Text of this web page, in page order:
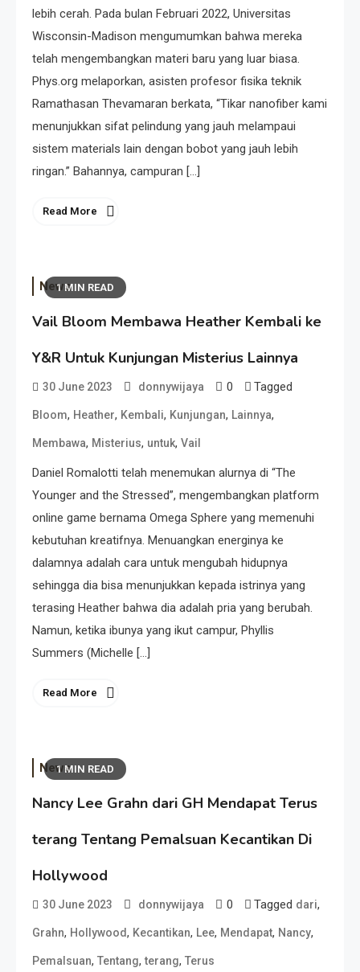
lebih cerah. Pada bulan Februari 2022, Universitas
Wisconsin-Madison mengumumkan bahwa mereka
telah mengembangkan materi baru yang luar biasa.
Phys.org melaporkan, asisten profesor fisika teknik
Ramathasan Thevamaran berkata, “Tikar nanofiber kami
menunjukkan sifat pelindung yang jauh melampaui
sistem materials lain dengan bobot yang jauh lebih
ringan.” Bahannya, campuran […]
Read More
1 MIN READ
News
Vail Bloom Membawa Heather Kembali ke
Y&R Untuk Kunjungan Misterius Lainnya
30 June 2023 donnywijaya 0 Tagged
Bloom, Heather, Kembali, Kunjungan, Lainnya,
Membawa, Misterius, untuk, Vail
Daniel Romalotti telah menemukan alurnya di “The
Younger and the Stressed”, mengembangkan platform
online game bernama Omega Sphere yang memenuhi
kebutuhan kreatifnya. Menuangkan energinya ke
dalamnya adalah cara untuk mengubah hidupnya
sehingga dia bisa menunjukkan kepada istrinya yang
terasing Heather bahwa dia adalah pria yang berubah.
Namun, ketika ibunya yang ikut campur, Phyllis
Summers (Michelle […]
Read More
1 MIN READ
News
Nancy Lee Grahn dari GH Mendapat Terus
terang Tentang Pemalsuan Kecantikan Di
Hollywood
30 June 2023 donnywijaya 0 Tagged dari,
Grahn, Hollywood, Kecantikan, Lee, Mendapat, Nancy,
Pemalsuan, Tentang,terang, Terus